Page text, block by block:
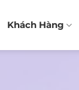
Khách Hàng